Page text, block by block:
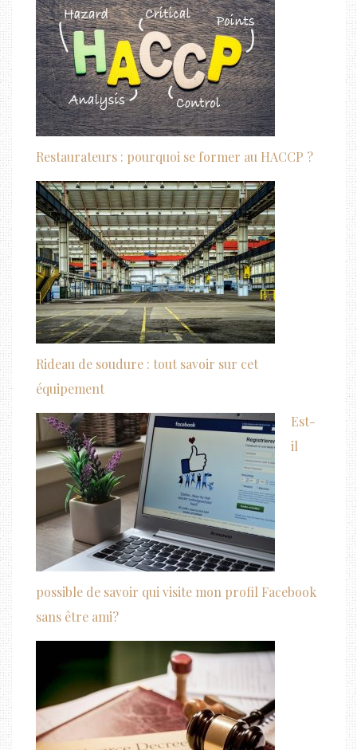
Restaurateurs : pourquoi se former au HACCP ?
Rideau de soudure : tout savoir sur cet
équipement
Est-
il
possible de savoir qui visite mon profil Facebook
sans être ami?